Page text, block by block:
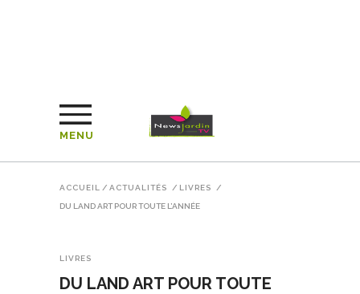
MENU
ACCUEIL / ACTUALITÉS / LIVRES /
DU LAND ART POUR TOUTE L’ANNÉE
LIVRES
DU LAND ART POUR TOUTE